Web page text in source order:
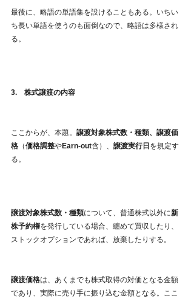
最後に、略語の単語集を設けることもある。いちい
ち長い単語を使うのも面倒なので、略語は多様され
る。
3.　株式譲渡の内容
ここからが、本題。 譲渡対象株式数・種類、譲渡価
格 （価格調整やEarn-out含）、 譲渡実行日を規定す
る。
譲渡対象株式数・種類について、普通株式以外に新
株予約権を発行している場合、纏めて買収したり、
ストックオプションであれば、放棄したりする。
譲渡価格は、あくまでも株式取得の対価となる金額
であり、実際に売り手に振り込む金額となる。ここ